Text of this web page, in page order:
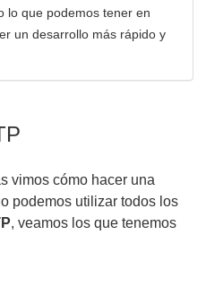
lo que podemos tener en
un desarrollo más rápido y
vimos cómo hacer una
podemos utilizar todos los
, veamos los que tenemos